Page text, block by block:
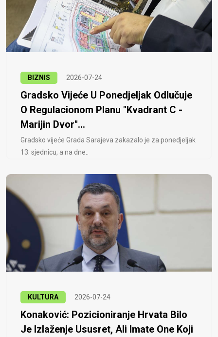
BIZNIS 2026-07-24
Gradsko Vijeće U Ponedjeljak Odlučuje
O Regulacionom Planu "Kvadrant C -
Marijin Dvor"...
Gradsko vijeće Grada Sarajeva zakazalo je za ponedjeljak
13. sjednicu, a na dne..
KULTURA 2026-07-24
Konaković: Pozicioniranje Hrvata Bilo
Je Izlaženje Ususret, Ali Imate One Koji